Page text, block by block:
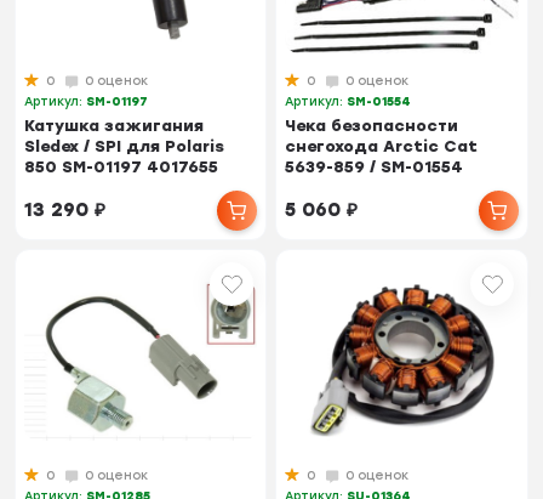
0
0 оценок
Артикул: SM-01197
Катушка зажигания
Sledex / SPI для Polaris
850 SM-01197 4017655
13 290₽
0
0 оценок
Артикул: SM-01554
Чека безопасности
снегохода Arctic Cat
5639-859 / SM-01554
5 060₽
0
0 оценок
Артикул: SM-01285
0
0 оценок
Артикул: SU-01364